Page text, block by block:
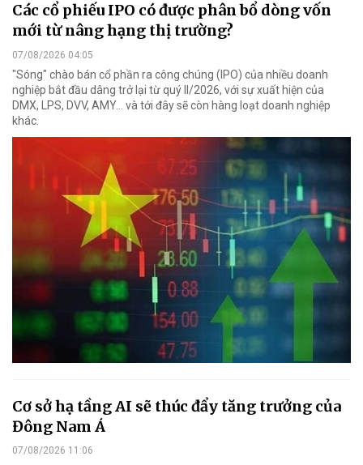
Các cổ phiếu IPO có được phân bổ dòng vốn
mới từ nâng hạng thị trường?
07/08/2026 04:05
"Sóng" chào bán cổ phần ra công chúng (IPO) của nhiều doanh
nghiệp bắt đầu dâng trở lại từ quý II/2026, với sự xuất hiện của
DMX, LPS, DVV, AMY... và tới đây sẽ còn hàng loạt doanh nghiệp
khác.
Cơ sở hạ tầng AI sẽ thúc đẩy tăng trưởng của
Đông Nam Á
07/08/2026 11:06